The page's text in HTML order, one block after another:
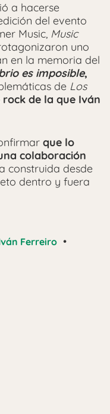
a hacerse
del evento
Music, Music
uno
en la memoria del
es imposible,
de Los
de la que Iván
00:59
que lo
colaboración
construida desde
dentro y fuera
Ferreiro •